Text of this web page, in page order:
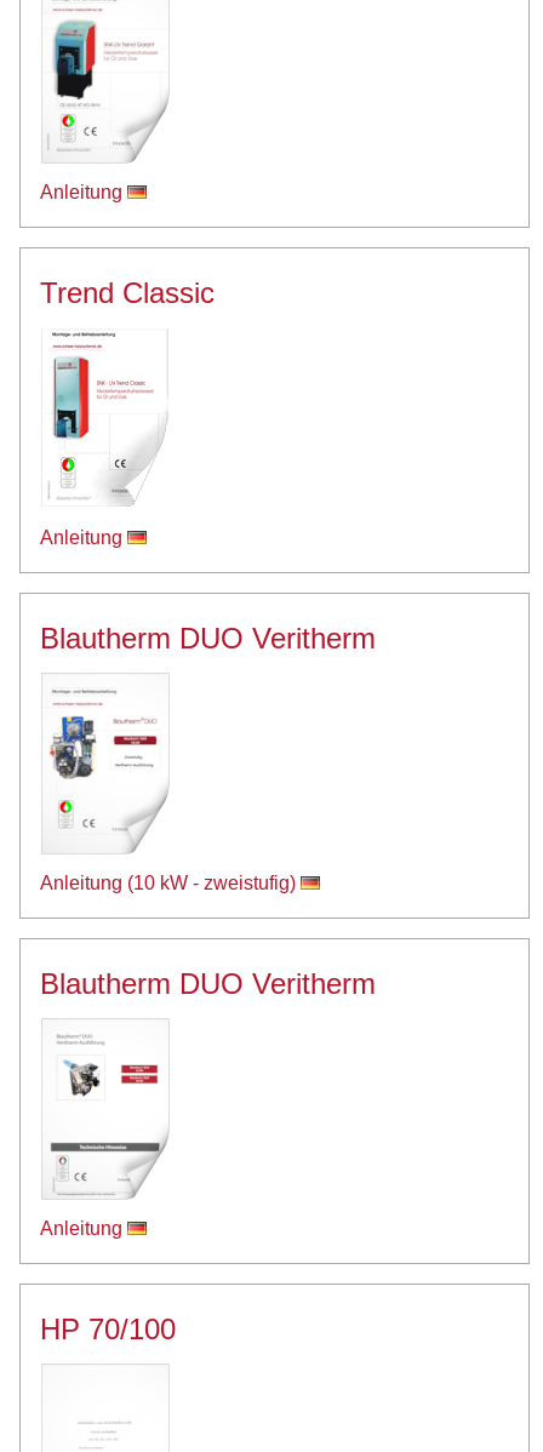
Anleitung
Trend Classic
Anleitung
Blautherm DUO Veritherm
Anleitung (10 kW - zweistufig)
Blautherm DUO Veritherm
Anleitung
HP 70/100